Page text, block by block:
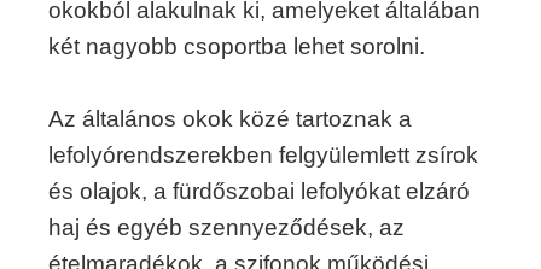
okokból alakulnak ki, amelyeket általában
két nagyobb csoportba lehet sorolni.
Az általános okok közé tartoznak a
lefolyórendszerekben felgyülemlett zsírok
és olajok, a fürdőszobai lefolyókat elzáró
haj és egyéb szennyeződések, az
ételmaradékok, a szifonok működési